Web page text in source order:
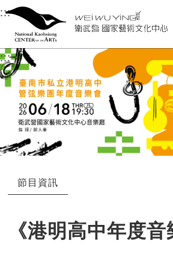
衛武營國家藝術文化中心
中央內容區塊，為本頁主要內容區。
:::選單連結區塊，此區塊列有本網
衛武營國家藝術文化
:::中央內容區塊，為本頁主要內容
節目資訊
《港明高中年度音